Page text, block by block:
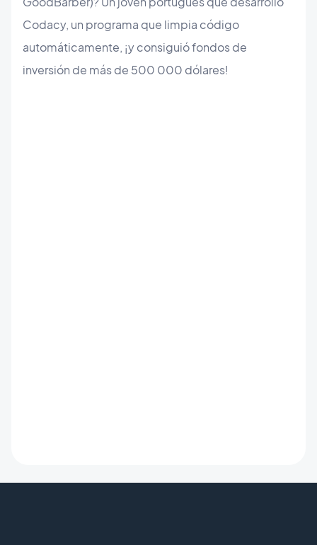
Codacy, un programa que limpia código
automáticamente, ¡y consiguió fondos de
inversión de más de 500 000 dólares!